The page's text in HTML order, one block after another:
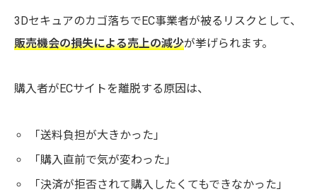
3Dセキュアのカゴ落ちでEC事業者が被るリスクとして、
販売機会の損失による売上の減少が挙げられます。
購入者がECサイトを離脱する原因は、
「送料負担が大きかった」
「購入直前で気が変わった」
「決済が拒否されて購入したくてもできなかった」